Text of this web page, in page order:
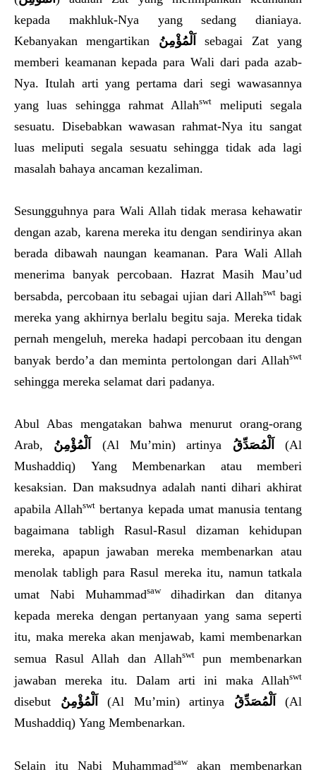
kepada makhluk-Nya yang sedang dianiaya.
Kebanyakan mengartikan اَلْمُؤْمِنُ
sebagai Zat yang
memberi keamanan kepada para Wali dari pada azab-
Nya. Itulah arti yang pertama dari segi wawasannya
yang luas sehingga rahmat Allahswt
meliputi segala
sesuatu. Disebabkan wawasan rahmat-Nya itu sangat
luas meliputi segala sesuatu sehingga tidak ada lagi
masalah bahaya ancaman kezaliman.
Sesungguhnya para Wali Allah tidak merasa kehawatir
dengan azab, karena mereka itu dengan sendirinya akan
berada dibawah naungan keamanan. Para Wali Allah
menerima banyak percobaan. Hazrat Masih Mau’ud
bersabda, percobaan itu sebagai ujian dari Allahswt bagi
mereka yang akhirnya berlalu begitu saja. Mereka tidak
pernah mengeluh, mereka hadapi percobaan itu dengan
banyak berdo’a dan meminta pertolongan dari Allahswt
sehingga mereka selamat dari padanya.
Abul Abas mengatakan bahwa menurut orang-orang
Arab, اَلْمُؤْمِنُ (Al Mu’min) artinya اَلْمُصَدِّقُ
(Al
Mushaddiq) Yang Membenarkan atau memberi
kesaksian. Dan maksudnya adalah nanti dihari akhirat
apabila Allahswt bertanya kepada umat manusia tentang
bagaimana tabligh Rasul-Rasul dizaman kehidupan
mereka, apapun jawaban mereka membenarkan atau
menolak tabligh para Rasul mereka itu, namun tatkala
umat Nabi Muhammadsawdihadirkan dan ditanya
kepada mereka dengan pertanyaan yang sama seperti
itu, maka mereka akan menjawab, kami membenarkan
semua Rasul Allah dan Allahswtpun membenarkan
jawaban mereka itu. Dalam arti ini maka Allahswt
disebut اَلْمُؤْمِنُ (Al Mu’min) artinya اَلْمُصَدِّقُ
(Al
Mushaddiq) Yang Membenarkan.
Selain itu Nabi Muhammadsawakan membenarkan